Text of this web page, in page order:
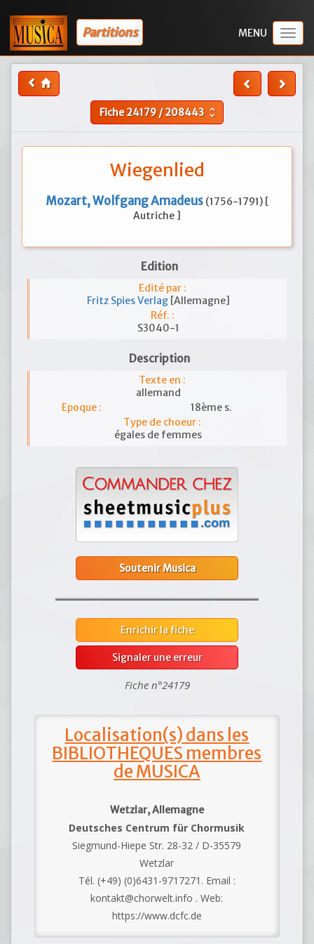
Partitions
Fiche24179/208443 unfold_more
Wiegenlied
Mozart, Wolfgang Amadeus (1756-1791) [
Autriche ]
Edition
Edité par :
Fritz Spies Verlag [Allemagne]
Réf. :
S3040-1
Description
Texte en :
allemand
Epoque :
18ème s.
Type de choeur :
égales de femmes
Soutenir Musica
Enrichir la fiche
Signaler une erreur
Fiche n°24179
Localisation(s) dans les
BIBLIOTHEQUES membres
de MUSICA
Wetzlar, Allemagne
Deutsches Centrum für Chormusik
Siegmund-Hiepe Str. 28-32 / D-35579
Wetzlar
Tél. (+49) (0)6431-9717271. Email :
kontakt@chorwelt.info . Web:
https://www.dcfc.de